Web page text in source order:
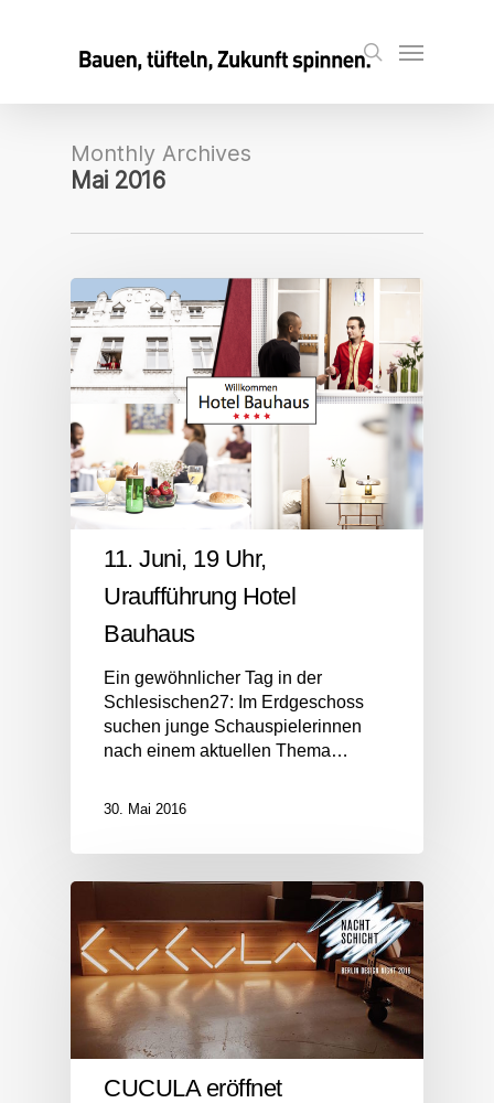
search
Menu
Monthly Archives
Mai 2016
11. Juni, 19 Uhr,
Uraufführung Hotel
Bauhaus
Ein gewöhnlicher Tag in der
Schlesischen27: Im Erdgeschoss
suchen junge Schauspielerinnen
nach einem aktuellen Thema…
30. Mai 2016
CUCULA eröffnet